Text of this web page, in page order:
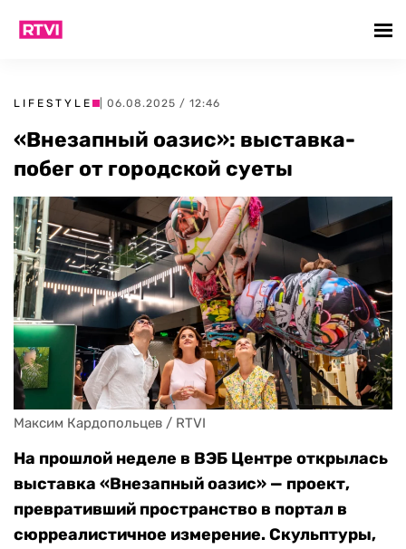
LIFESTYLE | 06.08.2025 / 12:46
«Внезапный оазис»: выставка-
побег от городской суеты
Максим Кардопольцев / RTVI
На прошлой неделе в ВЭБ Центре открылась
выставка «Внезапный оазис» — проект,
превративший пространство в портал в
сюрреалистичное измерение. Скульптуры,